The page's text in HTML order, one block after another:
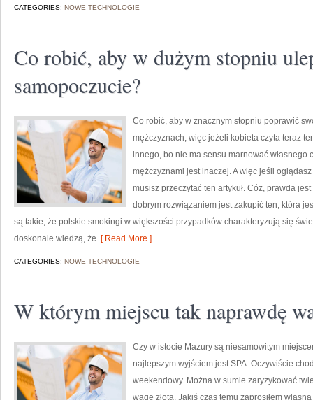
CATEGORIES: NOWE TECHNOLOGIE
Co robić, aby w dużym stopniu
samopoczucie?
Co robić, aby w znacznym stopniu poprawić
mężczyznach, więc jeżeli kobieta czyta teraz
innego, bo nie ma sensu marnować własnego
mężczyznami jest inaczej. A więc jeśli
musisz przeczytać ten artykuł. Cóż, prawda
dobrym rozwiązaniem jest zakupić ten, która
są takie, że polskie smokingi w większości przypadków charakteryzują się
doskonale wiedzą, że [ Read More ]
CATEGORIES: NOWE TECHNOLOGIE
W którym miejscu tak naprawdę
Czy w istocie Mazury są niesamowitym
najlepszym wyjściem jest SPA. Oczywiście
weekendowy. Można w sumie zaryzykować
wagę złota. Jakiś czas temu zaprosiłem